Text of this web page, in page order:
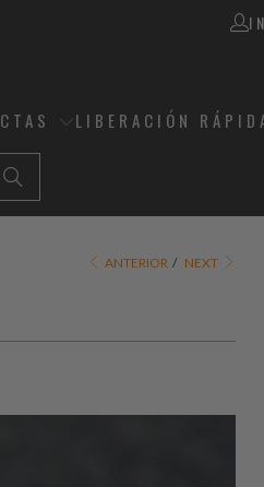
LIBERACIÓN
ANTERIOR / NEXT